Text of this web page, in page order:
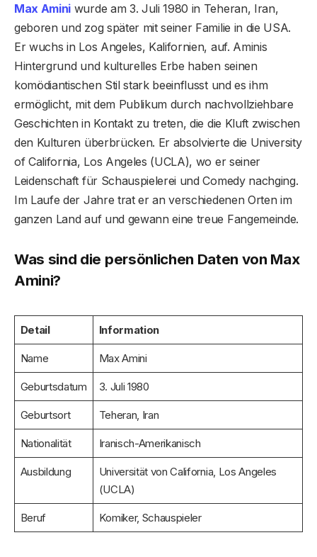
Max Amini wurde am 3. Juli 1980 in Teheran, Iran,
geboren und zog später mit seiner Familie in die USA.
Er wuchs in Los Angeles, Kalifornien, auf. Aminis
Hintergrund und kulturelles Erbe haben seinen
komödiantischen Stil stark beeinflusst und es ihm
ermöglicht, mit dem Publikum durch nachvollziehbare
Geschichten in Kontakt zu treten, die die Kluft zwischen
den Kulturen überbrücken. Er absolvierte die University
of California, Los Angeles (UCLA), wo er seiner
Leidenschaft für Schauspielerei und Comedy nachging.
Im Laufe der Jahre trat er an verschiedenen Orten im
ganzen Land auf und gewann eine treue Fangemeinde.
Was sind die persönlichen Daten von Max
Amini?
Detail Information
Name Max Amini
Geburtsdatum 3. Juli 1980
Geburtsort Teheran, Iran
Nationalität Iranisch-Amerikanisch
Ausbildung
Universität von California, Los Angeles
(UCLA)
Beruf Komiker, Schauspieler